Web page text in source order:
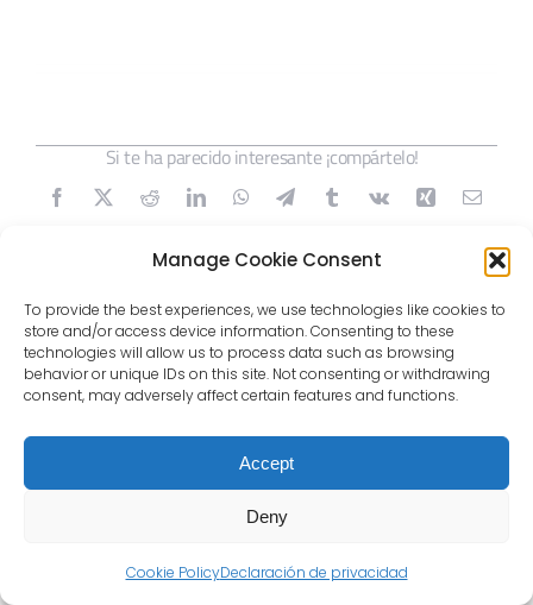
Manage Cookie Consent
To provide the best experiences, we use technologies like cookies to
store and/or access device information. Consenting to these
technologies will allow us to process data such as browsing
behavior or unique IDs on this site. Not consenting or withdrawing
consent, may adversely affect certain features and functions.
Accept
Deny
Cookie PolicyDeclaración de privacidad
Si te ha parecido interesante ¡compártelo!
Artículos Recientes
Alicia Carrasco (ENTRA): “El
almacenamiento es clave
para la transición energética
30 julio, 2026